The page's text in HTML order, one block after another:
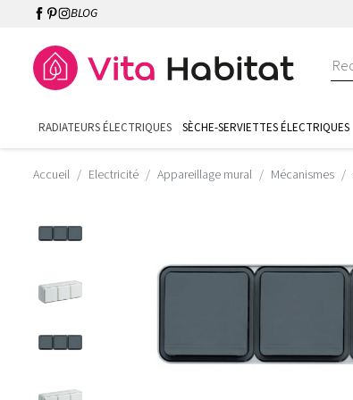
BLOG
RADIATEURS ÉLECTRIQUES SÈCHE-SERVIETTES ÉLECTRIQUES
Accueil Electricité Appareillage mural Mécanismes